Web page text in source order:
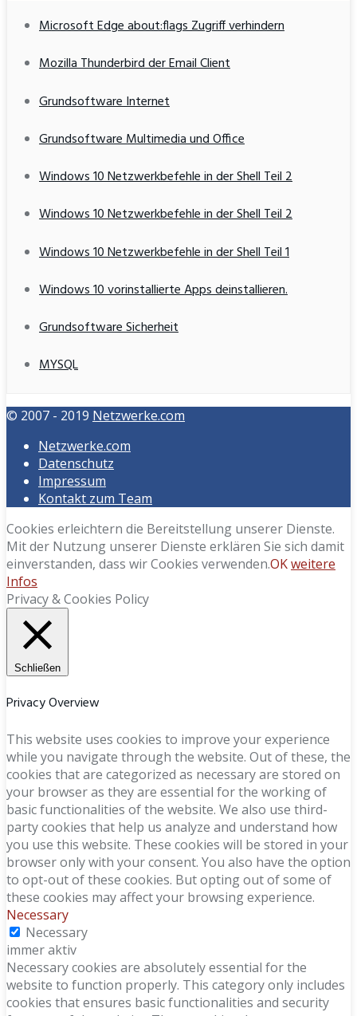
Microsoft Edge about:flags Zugriff verhindern
Mozilla Thunderbird der Email Client
Grundsoftware Internet
Grundsoftware Multimedia und Office
Windows 10 Netzwerkbefehle in der Shell Teil 2
Windows 10 Netzwerkbefehle in der Shell Teil 2
Windows 10 Netzwerkbefehle in der Shell Teil 1
Windows 10 vorinstallierte Apps deinstallieren.
Grundsoftware Sicherheit
MYSQL
© 2007 - 2019 Netzwerke.com
Netzwerke.com
Datenschutz
Impressum
Kontakt zum Team
Cookies erleichtern die Bereitstellung unserer Dienste.
Mit der Nutzung unserer Dienste erklären Sie sich damit
einverstanden, dass wir Cookies verwenden.OKweitere
Infos
Privacy & Cookies Policy
Schließen
Privacy Overview
This website uses cookies to improve your experience
while you navigate through the website. Out of these, the
cookies that are categorized as necessary are stored on
your browser as they are essential for the working of
basic functionalities of the website. We also use third-
party cookies that help us analyze and understand how
you use this website. These cookies will be stored in your
browser only with your consent. You also have the option
to opt-out of these cookies. But opting out of some of
these cookies may affect your browsing experience.
Necessary
Necessary
immer aktiv
Necessary cookies are absolutely essential for the
website to function properly. This category only includes
cookies that ensures basic functionalities and security